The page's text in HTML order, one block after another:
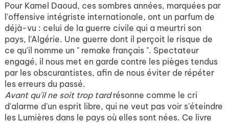
Pour Kamel Daoud, ces sombres années, marquées par
l'offensive intégriste internationale, ont un parfum de
déjà-vu : celui de la guerre civile qui a meurtri son
pays, l'Algérie. Une guerre dont il perçoit le risque de
ce qu'il nomme un " remake français ". Spectateur
engagé, il nous met en garde contre les pièges tendus
par les obscurantistes, afin de nous éviter de répéter
les erreurs du passé.
Avant qu'il ne soit trop tardrésonne comme le cri
d'alarme d'un esprit libre, qui ne veut pas voir s'éteindre
les Lumières dans le pays où elles sont nées. Ce livre